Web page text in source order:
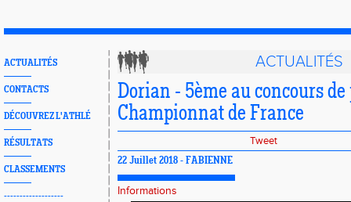
ACTUALITÉS
CONTACTS
DÉCOUVREZ L'ATHLÉ
RÉSULTATS
CLASSEMENTS
-------------------
ACTUALITÉS
Dorian - 5ème au concours de
Championnat de France
Tweet
22 Juillet 2018 - FABIENNE
Informations